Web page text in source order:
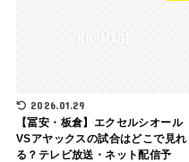
2026.01.29
【冨安・板倉】エクセルシオール
VSアヤックスの試合はどこで見れ
る？テレビ放送・ネット配信予